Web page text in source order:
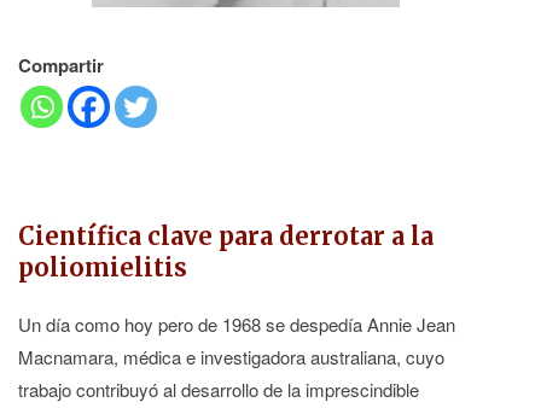
Compartir
Científica clave para derrotar a la
poliomielitis
Un día como hoy pero de 1968 se despedía Annie Jean
Macnamara, médica e investigadora australiana, cuyo
trabajo contribuyó al desarrollo de la imprescindible